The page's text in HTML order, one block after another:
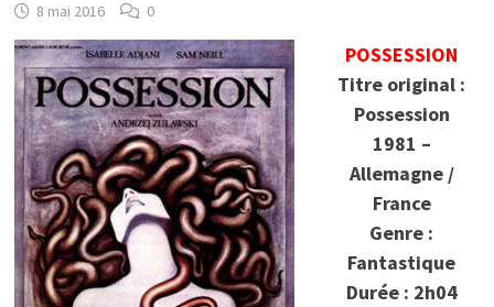
8 mai 2016 0
POSSESSION
Titre original :
Possession
1981 –
Allemagne /
France
Genre :
Fantastique
Durée : 2h04